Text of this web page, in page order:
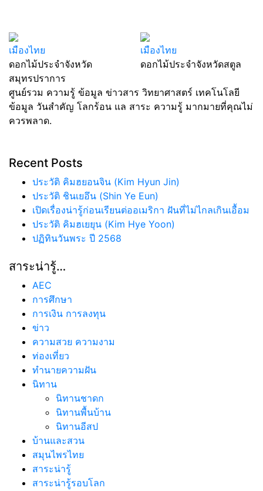
เมืองไทย
ดอกไม้ประจำจังหวัด
สมุทรปราการ
เมืองไทย
ดอกไม้ประจำจังหวัดสตูล
ศูนย์รวม ความรู้ ข้อมูล ข่าวสาร วิทยาศาสตร์ เทคโนโลยี
ข้อมูล วันสำคัญ โลกร้อน แล สาระ ความรู้ มากมายที่คุณไม่
ควรพลาด.
Recent Posts
ประวัติ คิมฮยอนจิน (Kim Hyun Jin)
ประวัติ ชินเยอึน (Shin Ye Eun)
เปิดเรื่องน่ารู้ก่อนเรียนต่ออเมริกา ฝันที่ไม่ไกลเกินเอื้อม
ประวัติ คิมฮเยยุน (Kim Hye Yoon)
ปฏิทินวันพระ ปี 2568
สาระน่ารู้…
AEC
การศึกษา
การเงิน การลงทุน
ข่าว
ความสวย ความงาม
ท่องเที่ยว
ทํานายความฝัน
นิทาน
นิทานชาดก
นิทานพื้นบ้าน
นิทานอีสป
บ้านและสวน
สมุนไพรไทย
สาระน่ารู้
สาระน่ารู้รอบโลก